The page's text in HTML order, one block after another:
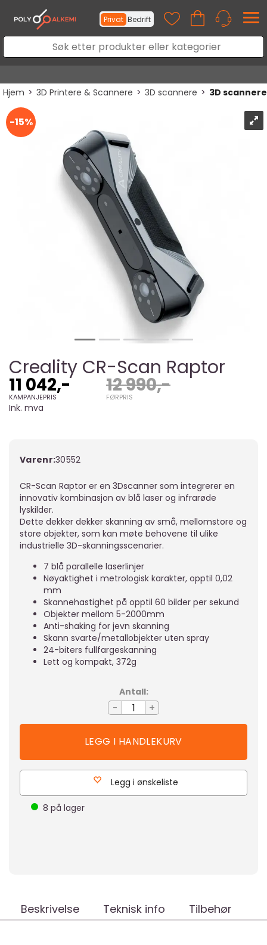
Privat Bedrift
Hjem>3D Printere & Scannere>3D scannere>3D scannere
15%
Creality CR-Scan Raptor
11 042,-
KAMPANJEPRIS
12 990,-
FØRPRIS
Ink. mva
Varenr:30552
CR-Scan Raptor er en 3Dscanner som integrerer en
innovativ kombinasjon av blå laser og infrarøde
lyskilder.
Dette dekker dekker skanning av små, mellomstore og
store objekter, som kan møte behovene til ulike
industrielle 3D-skanningsscenarier.
7 blå parallelle laserlinjer
Nøyaktighet i metrologisk karakter, opptil 0,02
mm
Skannehastighet på opptil 60 bilder per sekund
Objekter mellom 5-2000mm
Anti-shaking for jevn skanning
Skann svarte/metallobjekter uten spray
24-biters fullfargeskanning
Lett og kompakt, 372g
Antall:
- +
Legg i ønskeliste
8 på lager
Beskrivelse Teknisk info Tilbehør